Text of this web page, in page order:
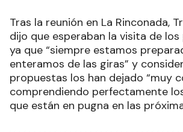
Tras la reunión en La Rinconada,
dijo que esperaban la visita de
ya que “siempre estamos
enteramos de las giras” y
propuestas los han dejado “muy
comprendiendo perfectamente
que están en pugna en las